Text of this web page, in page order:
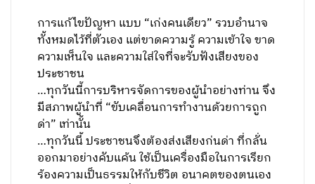
การแก้ไขปัญหา แบบ “เก่งคนเดียว” รวบอำนาจ
ทั้งหมดไว้ที่ตัวเอง แต่ขาดความรู้ ความเข้าใจ ขาด
ความเห็นใจ และความใส่ใจที่จะรับฟังเสียงของ
ประชาชน
…ทุกวันนี้การบริหารจัดการของผู้นำอย่างท่าน จึง
มีสภาพผู้นำที่ “ขับเคลื่อนการทำงานด้วยการถูก
ด่า” เท่านั้น
…ทุกวันนี้ ประชาชนจึงต้องส่งเสียงก่นด่า ที่กลั่น
ออกมาอย่างคับแค้น ใช้เป็นเครื่องมือในการเรียก
ร้องความเป็นธรรมให้กับชีวิต อนาคตของตนเอง